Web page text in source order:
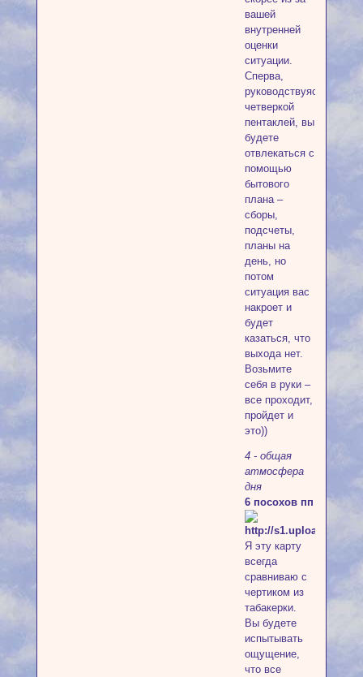
вашей
внутренней
оценки
ситуации.
Сперва,
руководствуясь
четверкой
пентаклей, вы
будете
отвлекаться с
помощью
бытового
плана –
сборы,
подсчеты,
планы на
день, но
потом
ситуация вас
накроет и
будет
казаться, что
выхода нет.
Возьмите
себя в руки –
все проходит,
пройдет и
это))
4 - общая
атмосфера
дня
6 посохов пп
Я эту карту
всегда
сравниваю с
чертиком из
табакерки.
Вы будете
испытывать
ощущение,
что все